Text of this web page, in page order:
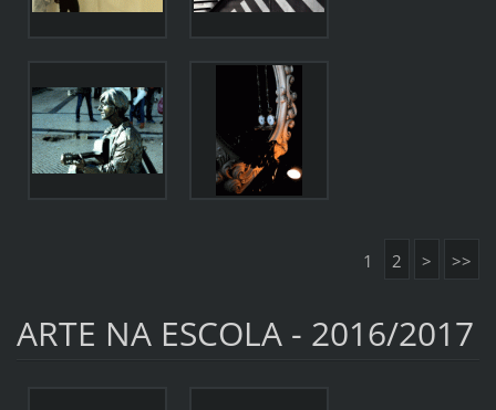
1 2 > >>
ARTE NA ESCOLA - 2016/2017